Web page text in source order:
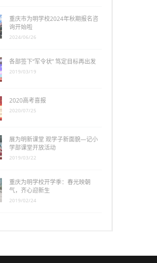
重庆市为明学校2024年秋期报名咨
询开始啦
2024/06/26
各部签下“军令状” 笃定目标再出发
2019/03/19
2020高考喜报
2020/07/25
展为明新课堂 观学子新面貌—记小
学部课堂开放活动
2019/03/22
重庆为明学校开学季：春光映朝
气，齐心迎新生
2019/02/24